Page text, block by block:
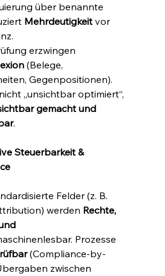
über benannte
Mehrdeutigkeit vor
erzwingen
(Belege,
Gegenpositionen).
„unsichtbar optimiert“,
gemacht und
.
Steuerbarkeit &
Felder (z. B.
werden Rechte,
Prozesse
(Compliance-by-
zwischen